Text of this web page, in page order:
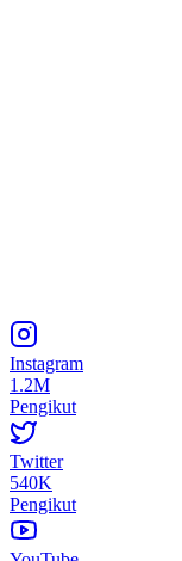
Instagram
1.2M
Pengikut
Twitter
540K
Pengikut